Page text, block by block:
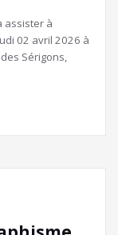
assister à
02 avril 2026 à
Sérigons,